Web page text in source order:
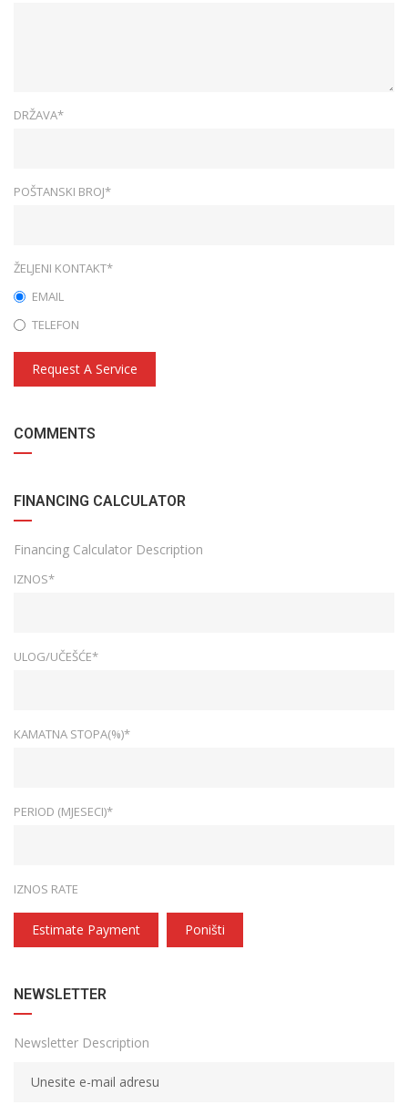
DRŽAVA*
POŠTANSKI BROJ*
ŽELJENI KONTAKT*
EMAIL
TELEFON
Request A Service
COMMENTS
FINANCING CALCULATOR
Financing Calculator Description
IZNOS*
ULOG/UČEŠĆE*
KAMATNA STOPA(%)*
PERIOD (MJESECI)*
IZNOS RATE
Estimate Payment Poništi
NEWSLETTER
Newsletter Description